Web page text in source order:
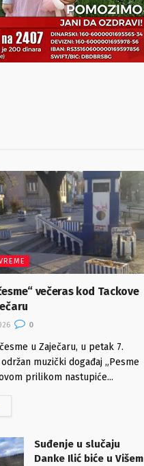
večeras kod Tackove
0
u Zaječaru, u petak 7.
muzički događaj „Pesme
prilikom nastupiće...
Suđenje u slučaju
Danke Ilić biće u Višem